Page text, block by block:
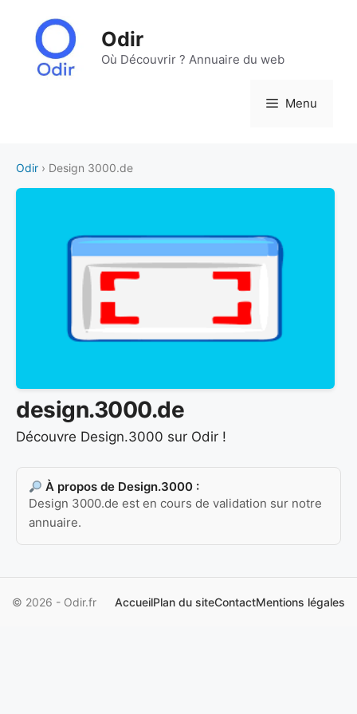
contenu
Odir
Où Découvrir ? Annuaire du web
Menu
Odir › Design 3000.de
design.3000.de
Découvre Design.3000 sur Odir !
À propos de Design.3000 :
Design 3000.de est en cours de validation sur notre
annuaire.
© 2026 - Odir.fr AccueilPlan du siteContactMentions légales